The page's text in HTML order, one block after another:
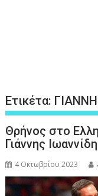
Ετικέτα:
Θρήνος στο
Γιάννης
4 Οκτωβρίου 2023